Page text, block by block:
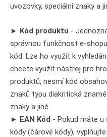
uvozovky, speciální znaky a
► Kód produktu -
správnou funkčnost e-
kód. Lze ho využít k
chcete využít nástroj pro
produktů, nesmí kód
znaků typu diakritická
znaky a jiné.
► EAN Kód - Pokud máte u
kódy (čárové kódy),